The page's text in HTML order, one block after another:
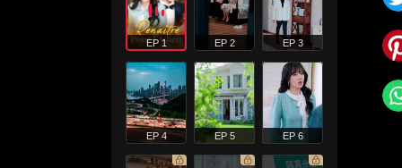
EP 1 EP 2 EP 3
EP 4 EP 5 EP 6